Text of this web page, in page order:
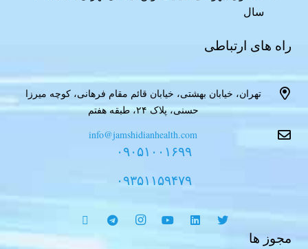
سال
راه های ارتباطی
تهران، خیابان بهشتی، خیابان قائم مقام فرهانی، کوچه میرزا
حسنی، پلاک ۲۴، طبقه هفتم
info@jamshidianhealth.com
۰۹۰۵۱۰۰۱۶۹۹
۰۹۳۵۱۱۵۹۴۷۹
مجوز ها